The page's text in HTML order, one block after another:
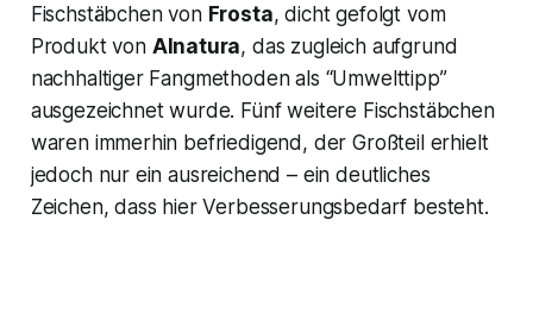
Fischstäbchen von Frosta, dicht gefolgt vom
Produkt von Alnatura, das zugleich aufgrund
nachhaltiger Fangmethoden als “Umwelttipp”
ausgezeichnet wurde​. Fünf weitere Fischstäbchen
waren immerhin befriedigend, der Großteil erhielt
jedoch nur einausreichend – ein deutliches
Zeichen, dass hier Verbesserungsbedarf besteht.